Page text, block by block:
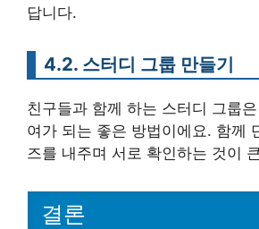
답니다.
4.2. 스터디 그룹 만들기
친구들과 함께 하는 스터디 그룹
여가 되는 좋은 방법이에요. 함께
즈를 내주며 서로 확인하는 것이
결론